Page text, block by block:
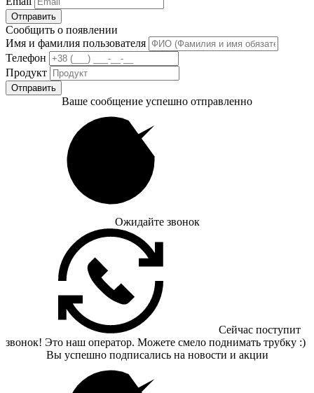
Отправить
Сообщить о появлении
Имя и фамилия пользователя
Телефон
Продукт
Отправить
Ваше сообщение успешно отправленно
Ожидайте звонок
Сейчас поступит
звонок! Это наш оператор. Можете смело поднимать трубку :)
Вы успешно подписались на новости и акции